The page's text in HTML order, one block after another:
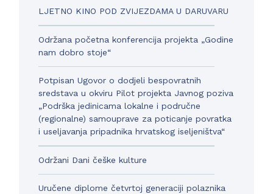
LJETNO KINO POD ZVIJEZDAMA U DARUVARU
Održana početna konferencija projekta „Godine
nam dobro stoje“
Potpisan Ugovor o dodjeli bespovratnih
sredstava u okviru Pilot projekta Javnog poziva
„Podrška jedinicama lokalne i područne
(regionalne) samouprave za poticanje povratka
i useljavanja pripadnika hrvatskog iseljeništva“
Održani Dani češke kulture
Uručene diplome četvrtoj generaciji polaznika